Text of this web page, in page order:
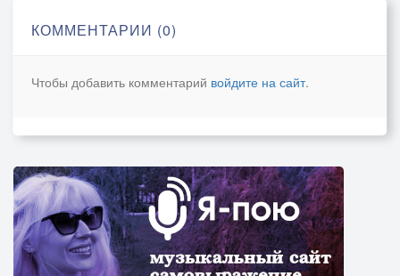
Что бы дети могли мечтать!..
И очнуться краски лета,
С чувством светлым, сладострастным:
Прогоняя все напасти,
Воспевая миру оды –
Пробуждая дух природы…
28.09.2009.
КОММЕНТАРИИ (0)
Чтобы добавить комментарий войдите на сайт.